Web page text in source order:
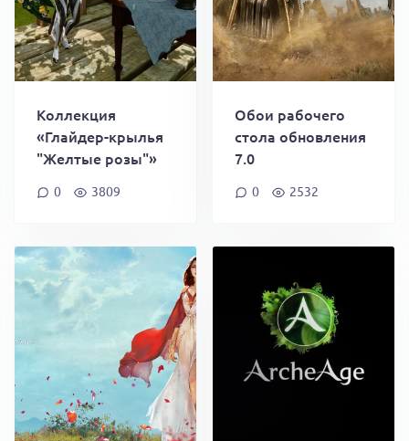
Коллекция
«Глайдер-крылья
"Желтые розы"»
0 3809
Обои рабочего
стола обновления
7.0
0 2532